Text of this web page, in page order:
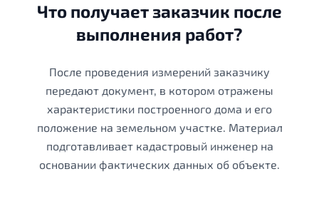
Что получает заказчик после
выполнения работ?
После проведения измерений заказчику
передают документ, в котором отражены
характеристики построенного дома и его
положение на земельном участке. Материал
подготавливает кадастровый инженер на
основании фактических данных об объекте.